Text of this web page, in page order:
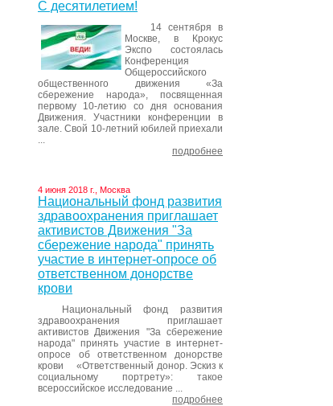
С десятилетием!
14 сентября в
Москве, в Крокус
Экспо состоялась
Конференция
Общероссийского
общественного движения «За
сбережение народа», посвященная
первому 10-летию со дня основания
Движения. Участники конференции в
зале. Свой 10-летний юбилей приехали
...
подробнее
4 июня 2018 г., Москва
Национальный фонд развития
здравоохранения приглашает
активистов Движения "За
сбережение народа" принять
участие в интернет-опросе об
ответственном донорстве
крови
Национальный фонд развития
здравоохранения приглашает
активистов Движения "За сбережение
народа" принять участие в интернет-
опросе об ответственном донорстве
крови «Ответственный донор. Эскиз к
социальному портрету»: такое
всероссийское исследование ...
подробнее